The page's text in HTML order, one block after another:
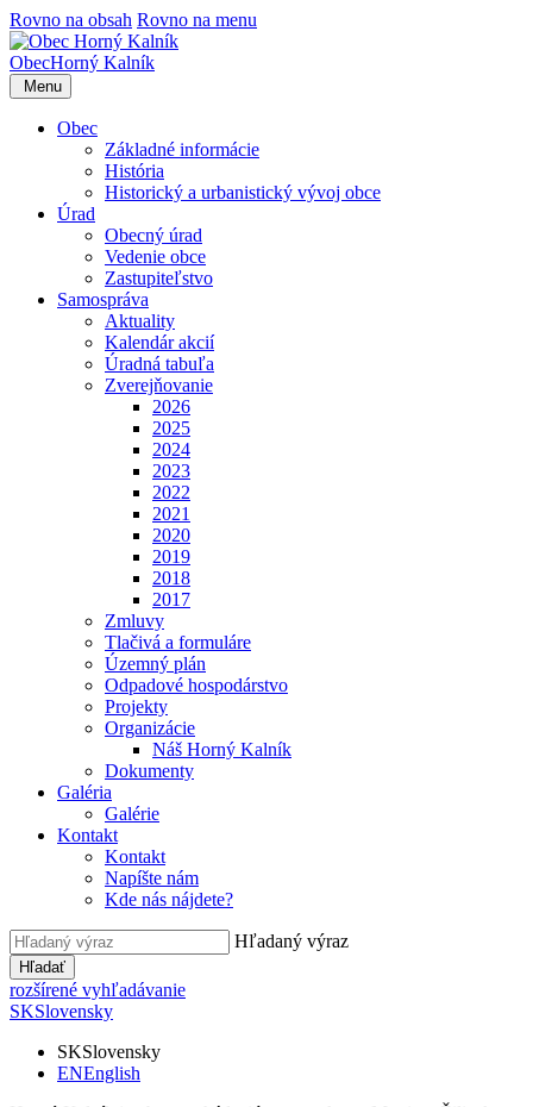
Rovno na obsah Rovno na menu
ObecHorný Kalník
Menu
Obec
Základné informácie
História
Historický a urbanistický vývoj obce
Úrad
Obecný úrad
Vedenie obce
Zastupiteľstvo
Samospráva
Aktuality
Kalendár akcií
Úradná tabuľa
Zverejňovanie
2026
2025
2024
2023
2022
2021
2020
2019
2018
2017
Zmluvy
Tlačivá a formuláre
Územný plán
Odpadové hospodárstvo
Projekty
Organizácie
Náš Horný Kalník
Dokumenty
Galéria
Galérie
Kontakt
Kontakt
Napíšte nám
Kde nás nájdete?
Hľadaný výraz
Hľadať
rozšírené vyhľadávanie
SKSlovensky
SKSlovensky
ENEnglish